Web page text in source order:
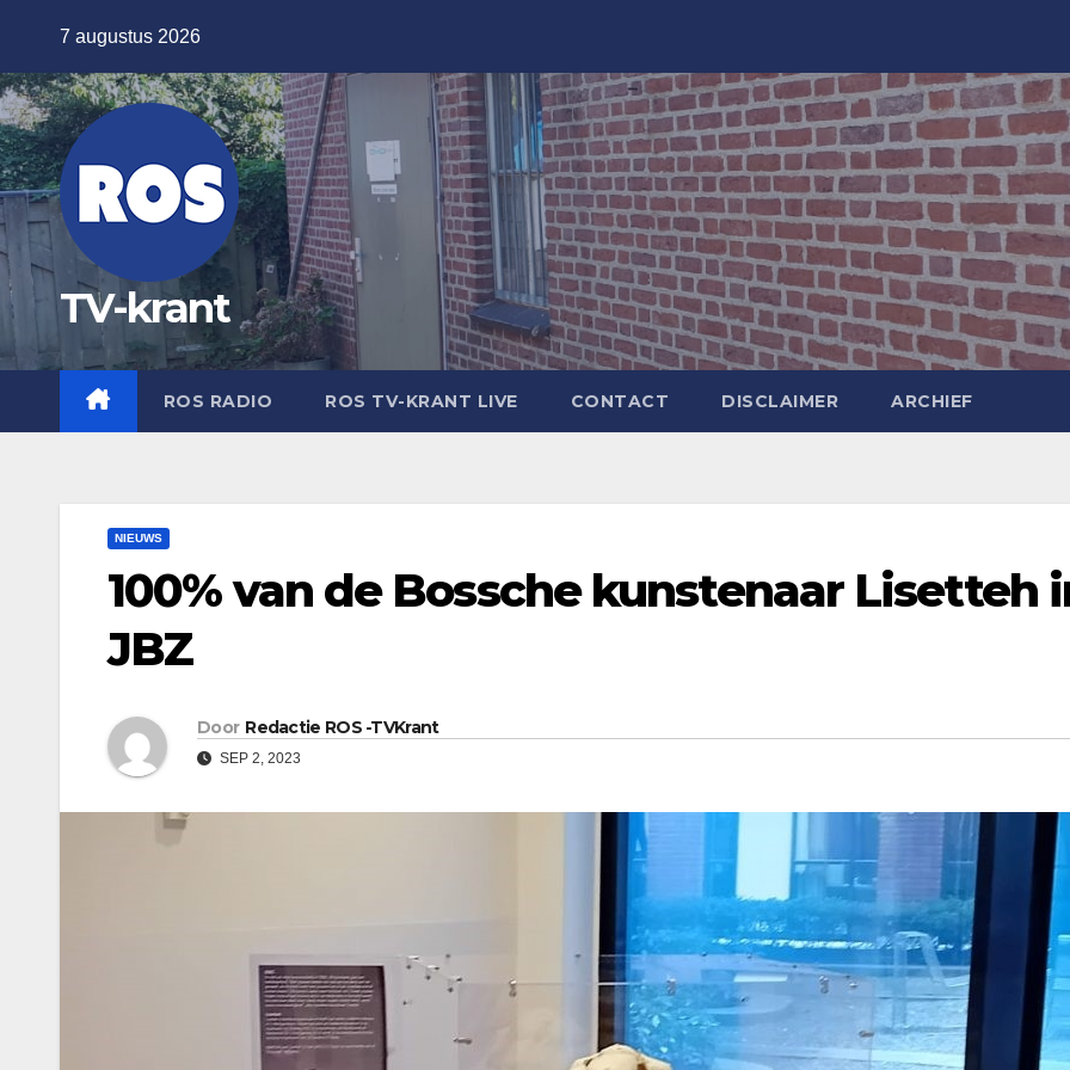
de
inhoud
7 augustus 2026
TV-krant
ROS RADIO ROS TV-KRANT LIVE CONTACT DISCLAIMER ARCHIEF
NIEUWS
100% van de Bossche kunstenaar Lisetteh
JBZ
Door Redactie ROS -TVKrant
SEP 2, 2023